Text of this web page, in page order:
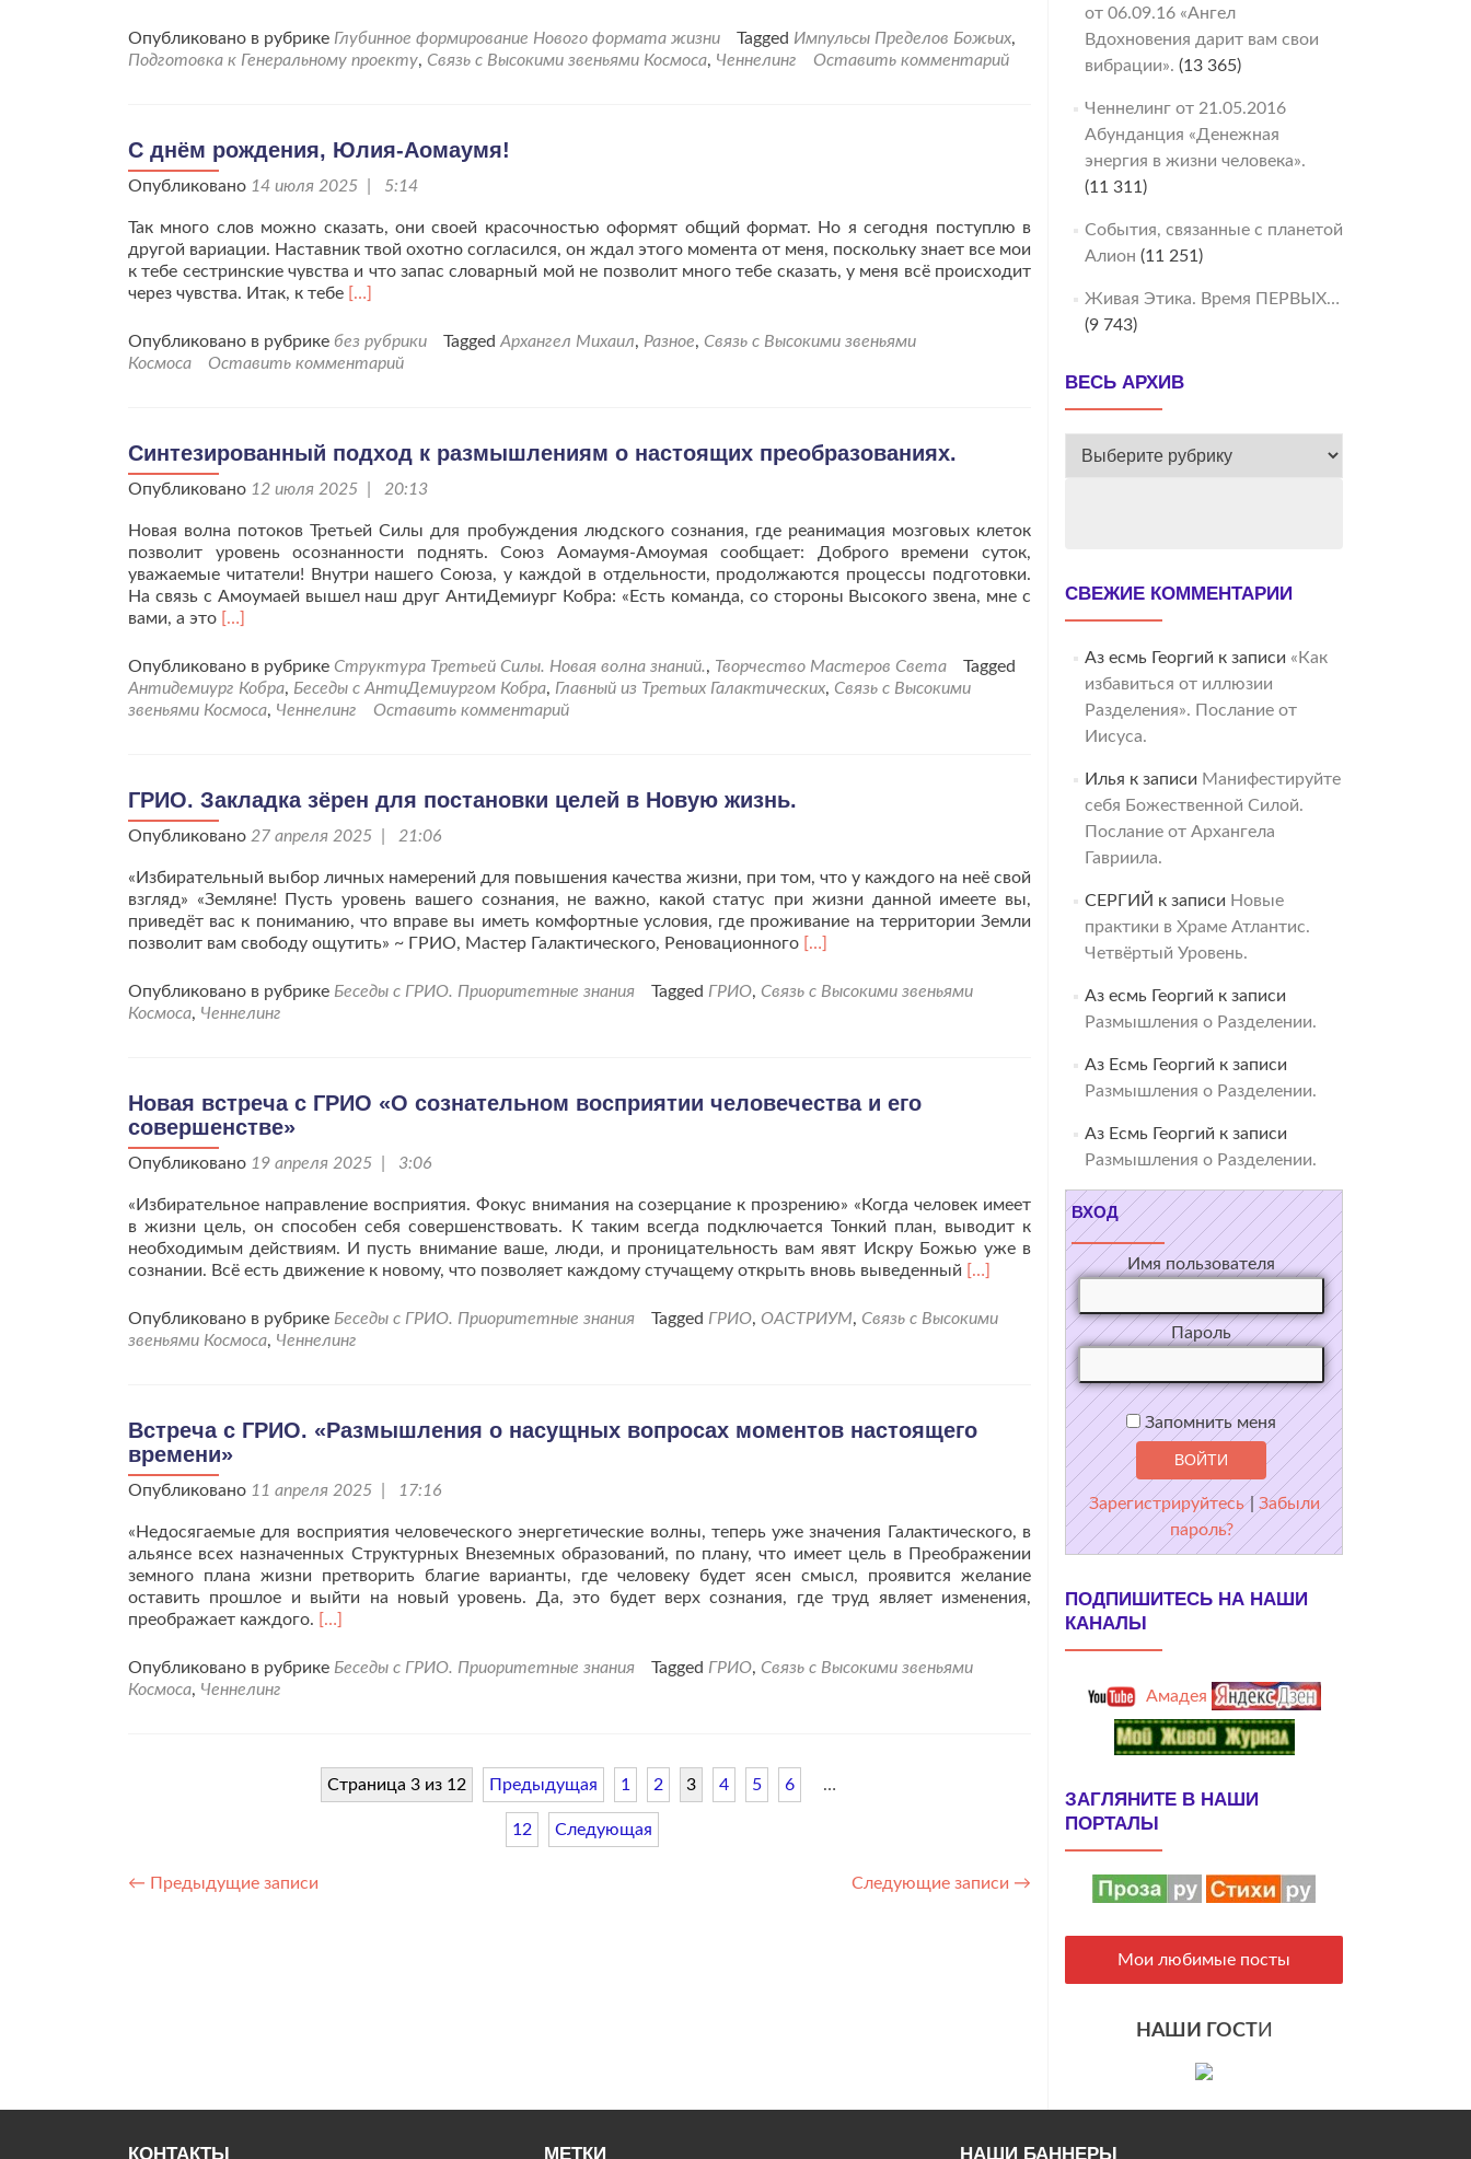
проЗа
жизнь
Опубликовано в рубрике Глубинное формирование Нового формата жизни Tagged Импульсы Пределов Божьих,
Подготовка к Генеральному проекту, Связь с Высокими звеньями Космоса, Ченнелинг Оставить комментарий
С днём рождения, Юлия-Аомаумя!
Опубликовано 14 июля 2025 | 5:14
Так много слов можно сказать, они своей красочностью оформят общий формат. Но я сегодня поступлю в
другой вариации. Наставник твой охотно согласился, он ждал этого момента от меня, поскольку знает все мои
к тебе сестринские чувства и что запас словарный мой не позволит много тебе сказать, у меня всё происходит
через чувства. Итак, к тебе Читать
проС
днём
[…]
Опубликовано в рубрике без рубрики Tagged Архангел Михаил, Разное, Связь с Высокими звеньями
Космоса
Оставить комментарий
Синтезированный подход к размышлениям о настоящих преобразованиях.
Опубликовано 12 июля 2025 | 20:13
Новая волна потоков Третьей Силы для пробуждения людского сознания, где реанимация мозговых клеток
позволит уровень осознанности поднять. Союз Аомаумя-Амоумая сообщает: Доброго времени суток,
уважаемые читатели! Внутри нашего Союза, у каждой в отдельности, продолжаются процессы подготовки.
На связь с Амоумаей вышел наш друг АнтиДемиург Кобра: «Есть команда, со стороны Высокого звена, мне с
вами, а это Читать
проСинтезированный
подход
к
преобразованиях.
[…]
Опубликовано в рубрике Структура Третьей Силы. Новая волна знаний., Творчество Мастеров Света
Tagged
Антидемиург Кобра, Беседы с АнтиДемиургом Кобра, Главный из Третьих Галактических, Связь с Высокими
звеньями Космоса, Ченнелинг Оставить комментарий
ГРИО. Закладка зёрен для постановки целей в Новую жизнь.
Опубликовано 27 апреля 2025 | 21:06
«Избирательный выбор личных намерений для повышения качества жизни, при том, что у каждого на неё свой
взгляд» «Земляне! Пусть уровень вашего сознания, не важно, какой статус при жизни данной имеете вы,
приведёт вас к пониманию, что вправе вы иметь комфортные условия, где проживание на территории Земли
позволит вам свободу ощутить» ~ ГРИО, Мастер Галактического, Реновационного Читать
проГРИО.
целей
[…]
Опубликовано в рубрике Беседы с ГРИО. Приоритетные знания Tagged ГРИО, Связь с Высокими звеньями
Космоса, Ченнелинг
Новая встреча с ГРИО «О сознательном восприятии человечества и его
совершенстве»
Опубликовано 19 апреля 2025 | 3:06
«Избирательное направление восприятия. Фокус внимания на созерцание к прозрению» «Когда человек имеет
в жизни цель, он способен себя совершенствовать. К таким всегда подключается Тонкий план, выводит к
необходимым действиям. И пусть внимание ваше, люди, и проницательность вам явят Искру Божью уже в
сознании. Всё есть движение к новому, что позволяет каждому стучащему открыть вновь выведенный Читать
проНовая
сознательном
человечества
совершенстве»
[…]
Опубликовано в рубрике Беседы с ГРИО. Приоритетные знания Tagged ГРИО, ОАСТРИУМ, Связь с Высокими
звеньями Космоса, Ченнелинг
Встреча с ГРИО. «Размышления о насущных вопросах моментов настоящего
времени»
Опубликовано 11 апреля 2025 | 17:16
«Недосягаемые для восприятия человеческого энергетические волны, теперь уже значения Галактического, в
альянсе всех назначенных Структурных Внеземных образований, по плану, что имеет цель в Преображении
земного плана жизни претворить благие варианты, где человеку будет ясен смысл, проявится желание
оставить прошлое и выйти на новый уровень. Да, это будет верх сознания, где труд являет изменения,
преображает каждого. Читать
проВстреча
насущных
вопросах
[…]
Опубликовано в рубрике Беседы с ГРИО. Приоритетные знания Tagged ГРИО, Связь с Высокими звеньями
Космоса, Ченнелинг
Страница 3 из 12 Предыдущая 1 2 3 4 5 6 …
12 Следующая
Навигация
← Предыдущие записи Следующие записи →
от 06.09.16 «Ангел
Вдохновения дарит вам свои
вибрации». (13 365)
Ченнелинг от 21.05.2016
Абунданция «Денежная
энергия в жизни человека».
(11 311)
События, связанные с планетой
Алион (11 251)
Живая Этика. Время ПЕРВЫХ…
(9 743)
ВЕСЬ АРХИВ
ВЕСЬ
СВЕЖИЕ КОММЕНТАРИИ
Аз есмь Георгий к записи «Как
избавиться от иллюзии
Разделения». Послание от
Иисуса.
Илья к записи Манифестируйте
себя Божественной Силой.
Послание от Архангела
Гавриила.
СЕРГИЙ к записи Новые
практики в Храме Атлантис.
Четвёртый Уровень.
Аз есмь Георгий к записи
Размышления о Разделении.
Аз Есмь Георгий к записи
Размышления о Разделении.
Аз Есмь Георгий к записи
Размышления о Разделении.
ВХОД
Имя пользователя
Пароль
Запомнить меня
Зарегистрируйтесь | Забыли
пароль?
ПОДПИШИТЕСЬ НА НАШИ
КАНАЛЫ
Амадея
ЗАГЛЯНИТЕ В НАШИ
ПОРТАЛЫ
Мои любимые посты
НАШИ ГОСТИ
КОНТАКТЫ МЕТКИ НАШИ БАННЕРЫ